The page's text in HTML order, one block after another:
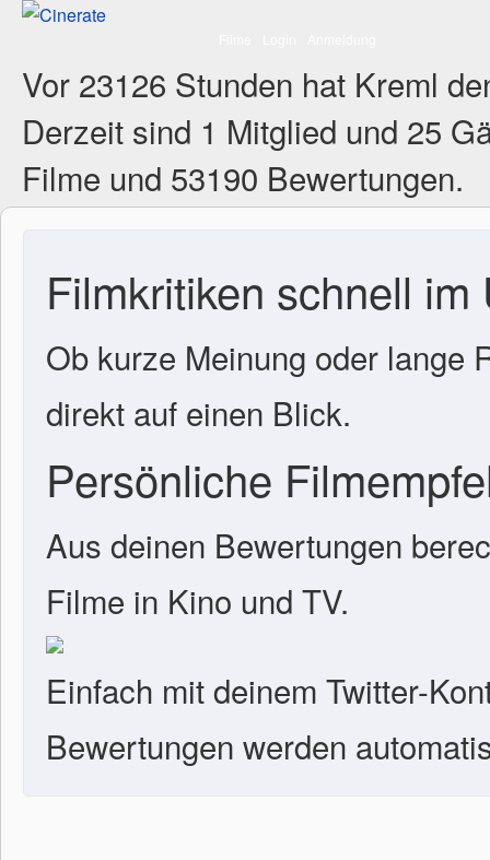
Vor 23126 Stunden hat Kreml
Derzeit sind 1 Mitglied und 25
Filme und 53190 Bewertungen.
Filmkritiken schnell im
Ob kurze Meinung oder lange
direkt auf einen Blick.
Persönliche
Aus deinen Bewertungen
Filme in Kino und TV.
Einfach mit deinem Twitter-
Bewertungen werden